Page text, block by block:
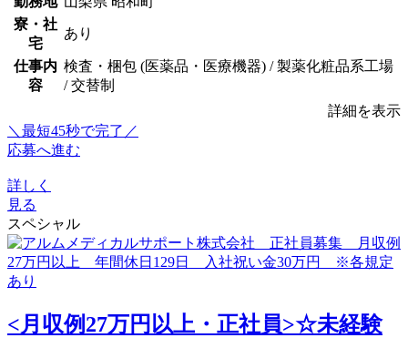
寮・社
宅
あり
仕事内
容
検査・梱包 (医薬品・医療機器) / 製薬化粧品系工場
/ 交替制
詳細を表示
＼最短45秒で完了／
応募へ進む
詳しく
見る
スペシャル
<月収例27万円以上・正社員>☆未経験